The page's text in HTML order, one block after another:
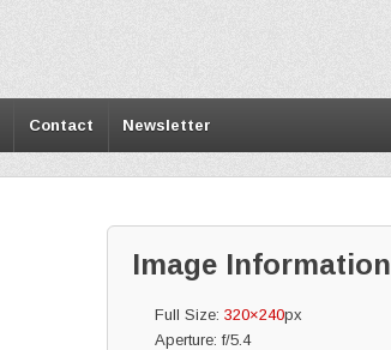
Contact Newsletter
Image Information
Full Size:320×240px
Aperture: f/5.4